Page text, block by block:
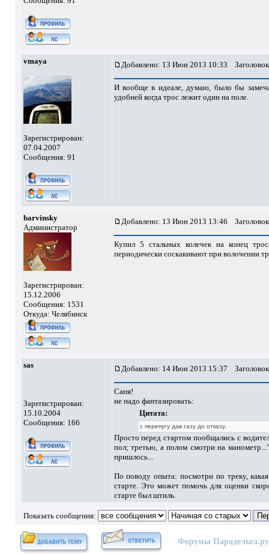
vmaya
Зарегистрирован:
07.04.2007
Сообщения: 91
Добавлено: 13 Июн 2013 10:33
И вообще в идеале, думаю, было бы
удобней когда трос лежит один на поле.
barvinsky
Администратор
Зарегистрирован:
15.12.2006
Сообщения: 1531
Откуда: Челябинск
Добавлено: 13 Июн 2013 13:46
Купил 5 стальных колечек на конец
периодически соскакивают при волочении
sas
Зарегистрирован:
15.10.2004
Сообщения: 166
Добавлено: 14 Июн 2013 15:37
Саня!
не надо фантазировать:
Цитата:
с перепугу дав газу до отказу.
Просто перед стартом пообщались с
пол; третью, а полом смотри на
пришлось...
По поводу опыта: посмотри по треку,
старте. Это может помочь для оценки
старте был штиль.
Показать сообщения:
Форумы Парадельта.ру